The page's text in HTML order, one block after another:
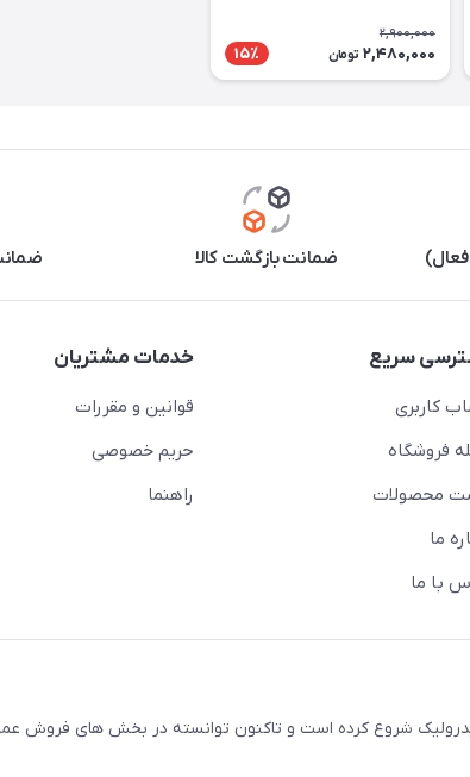
2,900,000
2,480,000 تومان 15٪
فعال) ضمانت بازگشت کالا
سریع
کاربری
فروشگاه
محصولات
ما
با ما
خدمات مشتریان
قوانین و مقررات
حریم خصوصی
راهنما
خود را در زمینه پمپ هیدرولیک شروع کرده است و تاکنون توانسته در بخش های